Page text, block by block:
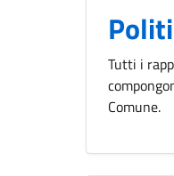
Tutti i
Comune.